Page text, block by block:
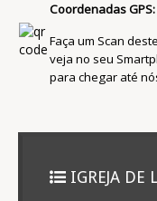
Coordenadas GPS:
Faça um Scan
veja no seu
para chegar até
IGREJA DE